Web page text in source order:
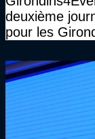
deuxième
pour les